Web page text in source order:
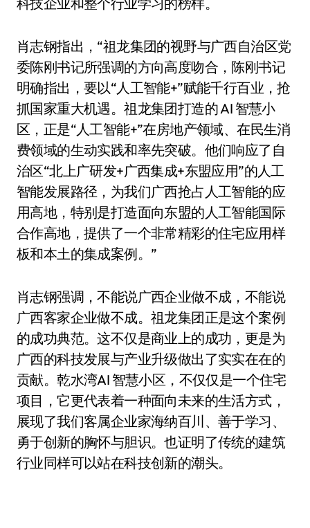
肖志钢指出，“祖龙集团的视野与广西自治区党
委陈刚书记所强调的方向高度吻合，陈刚书记
明确指出，要以“人工智能+”赋能千行百业，抢
抓国家重大机遇。祖龙集团打造的 AI 智慧小
区，正是“人工智能+”在房地产领域、在民生消
费领域的生动实践和率先突破。他们响应了自
治区“北上广研发+广西集成+东盟应用”的人工
智能发展路径，为我们广西抢占人工智能的应
用高地，特别是打造面向东盟的人工智能国际
合作高地，提供了一个非常精彩的住宅应用样
板和本土的集成案例。”
肖志钢强调，不能说广西企业做不成，不能说
广西客家企业做不成。祖龙集团正是这个案例
的成功典范。这不仅是商业上的成功，更是为
广西的科技发展与产业升级做出了实实在在的
贡献。乾水湾AI 智慧小区，不仅仅是一个住宅
项目，它更代表着一种面向未来的生活方式，
展现了我们客属企业家海纳百川、善于学习、
勇于创新的胸怀与胆识。也证明了传统的建筑
行业同样可以站在科技创新的潮头。